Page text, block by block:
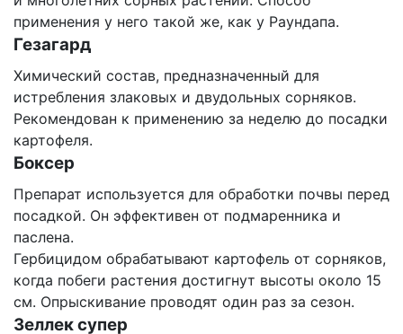
применения у него такой же, как у Раундапа.
Гезагард
Химический состав, предназначенный для
истребления злаковых и двудольных сорняков.
Рекомендован к применению за неделю до посадки
картофеля.
Боксер
Препарат используется для обработки почвы перед
посадкой. Он эффективен от подмаренника и
паслена.
Гербицидом обрабатывают картофель от сорняков,
когда побеги растения достигнут высоты около 15
см. Опрыскивание проводят один раз за сезон.
Зеллек супер